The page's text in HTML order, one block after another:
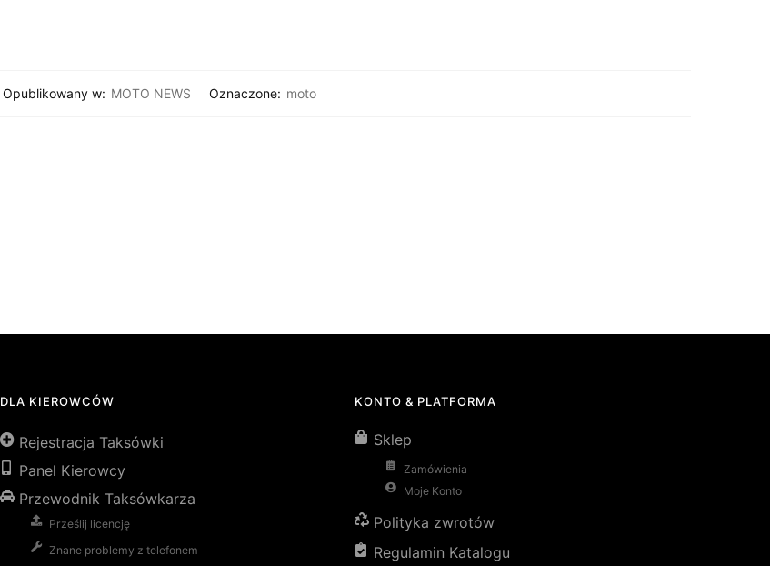
Opublikowany w: MOTO NEWS Oznaczone: moto
DLA KIEROWCÓW
Rejestracja Taksówki
Panel Kierowcy
Przewodnik Taksówkarza
Prześlij licencję
Znane problemy z telefonem
KONTO & PLATFORMA
Sklep
Zamówienia
Moje Konto
Polityka zwrotów
Regulamin Katalogu